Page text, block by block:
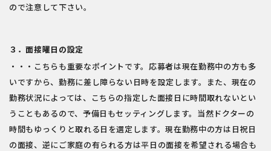
ので注意して下さい。
３．面接曜日の設定
・・・こちらも重要なポイントです。応募者は現在勤務中の方も多
いですから、勤務に差し障らない日時を設定します。また、現在の
勤務状況によっては、こちらの指定した面接日に時間取れないとい
うこともあるので、予備日もセッティングします。当然ドクターの
時間もゆっくりと取れる日を選定します。現在勤務中の方は日祝日
の面接、逆にご家庭の有られる方は平日の面接を希望される場合も